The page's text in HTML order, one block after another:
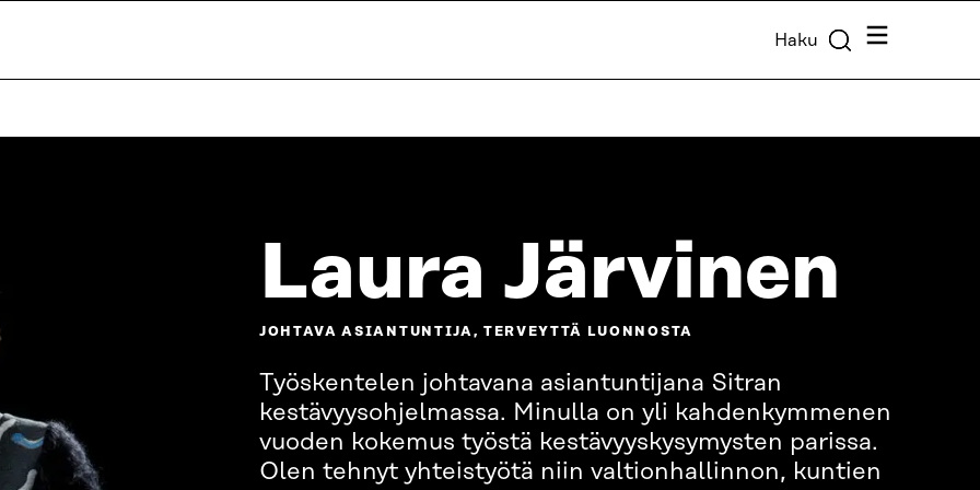
Haku Valikko
Laura Järvinen
JOHTAVA ASIANTUNTIJA, TERVEYTTÄ LUONNOSTA
Työskentelen johtavana asiantuntijana Sitran
kestävyysohjelmassa. Minulla on yli kahdenkymmenen
vuoden kokemus työstä kestävyyskysymysten parissa.
Olen tehnyt yhteistyötä niin valtionhallinnon, kuntien